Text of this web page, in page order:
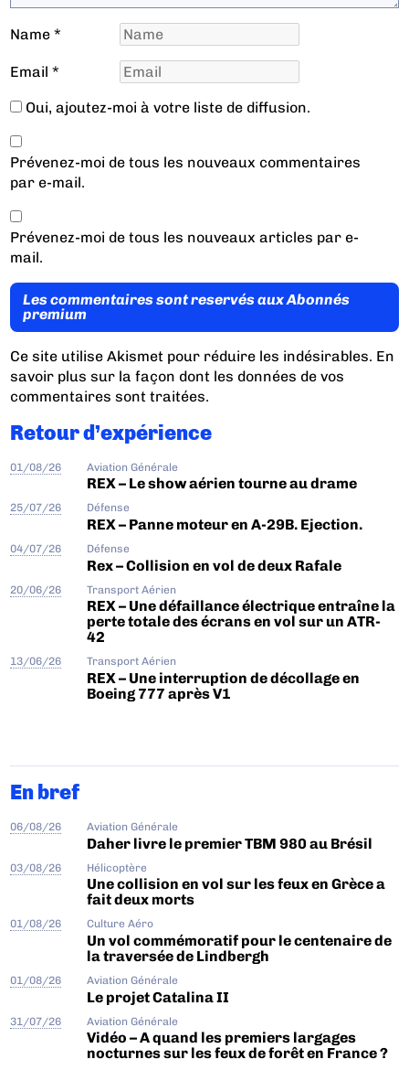
Name*
Email*
Oui, ajoutez-moi à votre liste de diffusion.
Prévenez-moi de tous les nouveaux commentaires
par e-mail.
Prévenez-moi de tous les nouveaux articles par e-
mail.
Les commentaires sont reservés aux Abonnés
premium
Ce site utilise Akismet pour réduire les indésirables. En
savoir plus sur la façon dont les données de vos
commentaires sont traitées.
Retour d’expérience
01/08/26 Aviation Générale
REX – Le show aérien tourne au drame
25/07/26 Défense
REX – Panne moteur en A-29B. Ejection.
04/07/26 Défense
Rex – Collision en vol de deux Rafale
20/06/26 Transport Aérien
REX – Une défaillance électrique entraîne la
perte totale des écrans en vol sur un ATR-
42
13/06/26 Transport Aérien
REX – Une interruption de décollage en
Boeing 777 après V1
En bref
06/08/26 Aviation Générale
Daher livre le premier TBM 980 au Brésil
03/08/26 Hélicoptère
Une collision en vol sur les feux en Grèce a
fait deux morts
01/08/26 Culture Aéro
Un vol commémoratif pour le centenaire de
la traversée de Lindbergh
01/08/26 Aviation Générale
Le projet Catalina II
31/07/26 Aviation Générale
Vidéo – A quand les premiers largages
nocturnes sur les feux de forêt en France ?